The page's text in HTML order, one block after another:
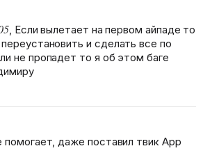
, Если вылетает на первом айпаде то
и сделать все по
не пропадет то я об этом баге
помогает, даже поставил твик App